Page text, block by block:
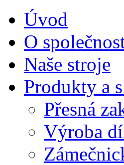
Úvod
O
Naše stroje
Produkty a
Přesná
Výroba